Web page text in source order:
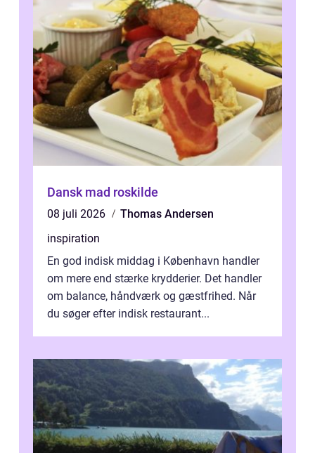
Dansk mad roskilde
08 juli 2026
Thomas Andersen
inspiration
En god indisk middag i København handler
om mere end stærke krydderier. Det handler
om balance, håndværk og gæstfrihed. Når
du søger efter indisk restaurant...